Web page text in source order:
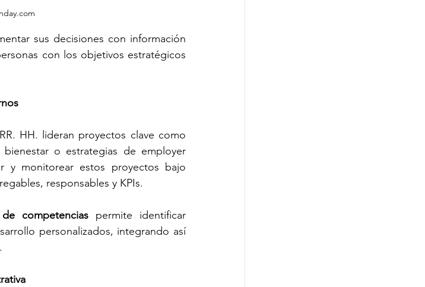
sus decisiones con información
con los objetivos estratégicos
HH. lideran proyectos clave como
o estrategias de employer
y monitorear estos proyectos bajo
responsables y KPIs.
competencias permite identificar
personalizados, integrando así